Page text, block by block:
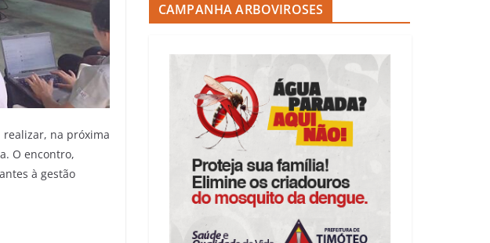
realizar, na próxima
O encontro,
à gestão
CAMPANHA ARBOVIROSES